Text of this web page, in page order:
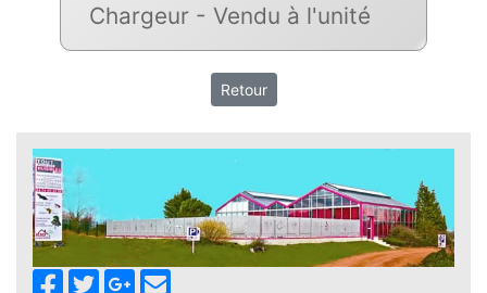
Chargeur - Vendu à l'unité
Retour